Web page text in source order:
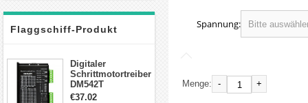
Flaggschiff-Produkt
Digitaler
Schrittmotortreiber
DM542T
Schrittmotor
€37.02
Spannung:
Menge: - +